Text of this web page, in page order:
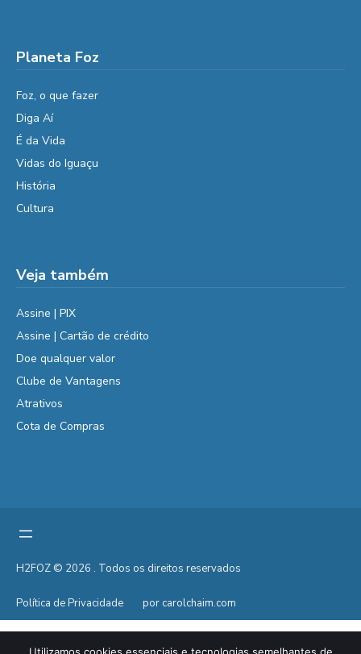
Planeta Foz
Foz, o que fazer
Diga Aí
É da Vida
Vidas do Iguaçu
História
Cultura
Veja também
Assine | PIX
Assine | Cartão de crédito
Doe qualquer valor
Clube de Vantagens
Atrativos
Cota de Compras
H2FOZ © 2026 . Todos os direitos reservados
Política de Privacidade por carolchaim.com